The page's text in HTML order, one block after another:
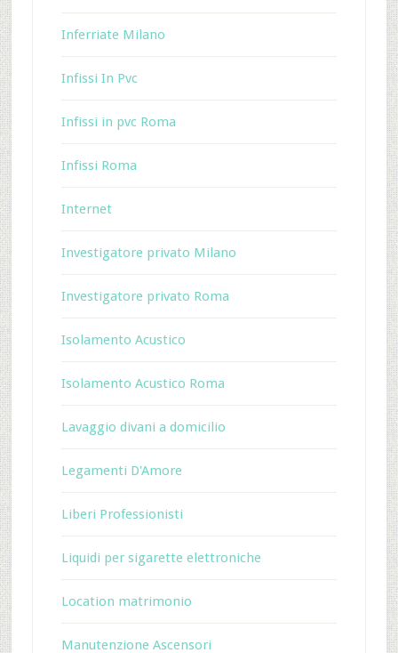
Inferriate Milano
Infissi In Pvc
Infissi in pvc Roma
Infissi Roma
Internet
Investigatore privato Milano
Investigatore privato Roma
Isolamento Acustico
Isolamento Acustico Roma
Lavaggio divani a domicilio
Legamenti D'Amore
Liberi Professionisti
Liquidi per sigarette elettroniche
Location matrimonio
Manutenzione Ascensori